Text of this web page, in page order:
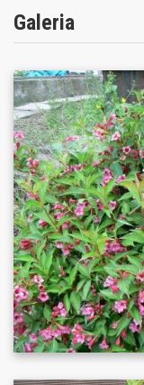
Galeria